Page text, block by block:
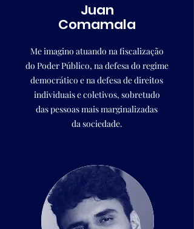
Juan
Comamala
Me imagino atuando na fiscalização
do Poder Público, na defesa do regime
democrático e na defesa de direitos
individuais e coletivos, sobretudo
das pessoas mais marginalizadas
da sociedade.